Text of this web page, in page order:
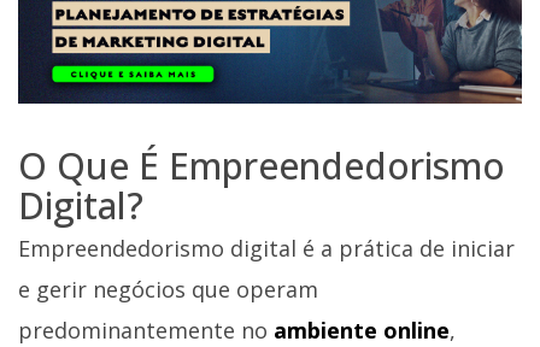
O Que É Empreendedorismo
Digital?
Empreendedorismo digital é a prática de iniciar
e gerir negócios que operam
predominantemente no ambiente online,